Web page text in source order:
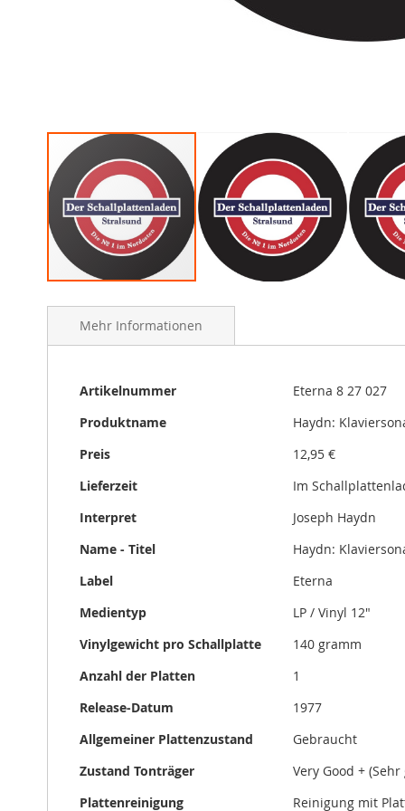
to
beginning
images
gallery
Mehr Informationen
Mehr
Artikelnummer
Eterna 8 27 027
Produktname
Haydn:
Preis
12,95 €
Lieferzeit
Im
Interpret
Joseph Haydn
Name - Titel
Haydn:
Label
Eterna
Medientyp
LP / Vinyl 12"
Vinylgewicht pro Schallplatte
140 gramm
Anzahl der Platten
1
Release-Datum
1977
Allgemeiner Plattenzustand
Gebraucht
Zustand Tonträger
Very Good + (Sehr
Plattenreinigung
Reinigung mit